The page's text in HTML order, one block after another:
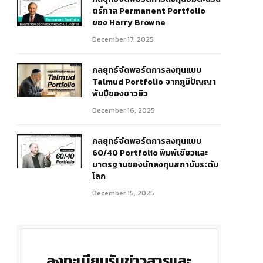
ดร์กาล Permanent Portfolio
ของ Harry Browne
December 17, 2025
กลยุทธ์จัดพอร์ตการลงทุนแบบ
Talmud Portfolio จากภูมิปัญญา
พันปีของชาวยิว
December 16, 2025
กลยุทธ์จัดพอร์ตการลงทุนแบบ
60/40 Portfolio พิมพ์เขียวและ
มาตรฐานของนักลงทุนสถาบันระดับ
โลก
December 15, 2025